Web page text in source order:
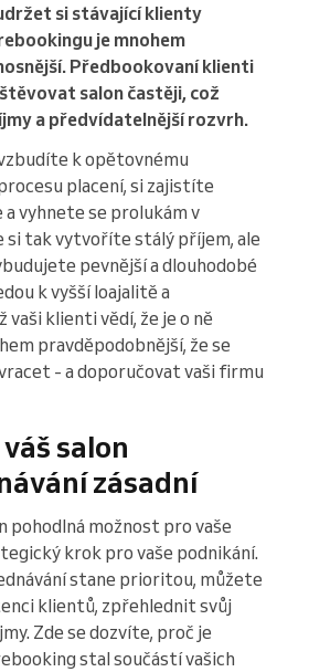
si stávající klienty
je mnohem
Předbookovaní klienti
salon častěji, což
a předvídatelnější rozvrh.
k opětovnému
placení, si zajistíte
vyhnete se prolukám v
si tak vytvoříte stálý příjem, ale
pevnější a dlouhodobé
k vyšší loajalitě a
vaši klienti vědí, že je o ně
pravděpodobnější, že se
- a doporučovat vaši firmu
salon
zásadní
pohodlná možnost pro vaše
krok pro vaše podnikání.
stane prioritou, můžete
klientů, zpřehlednit svůj
Zde se dozvíte, proč je
stal součástí vašich